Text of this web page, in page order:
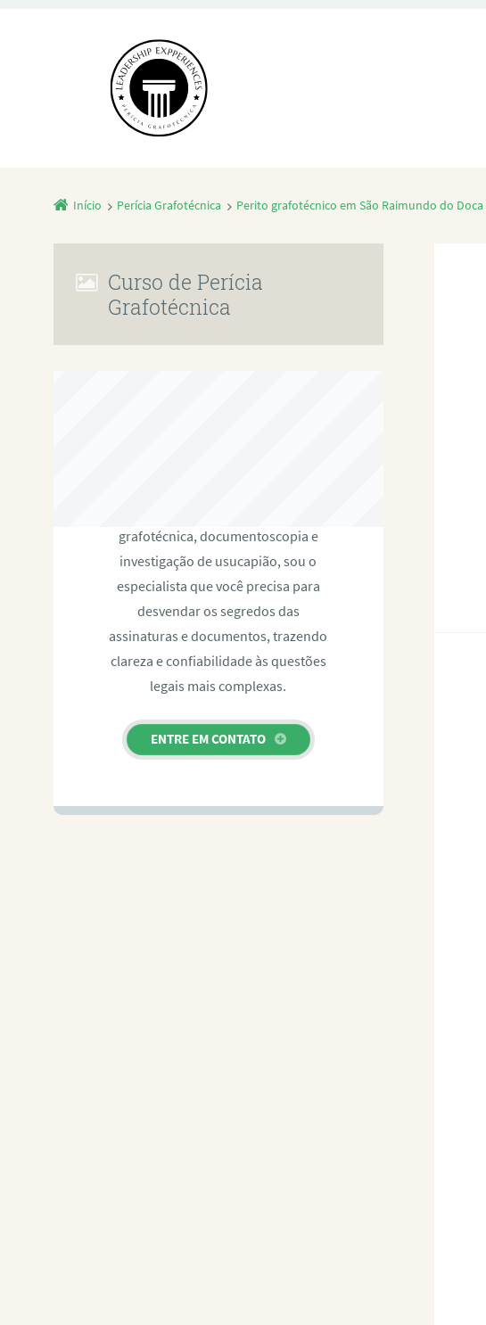
Início Perícia Grafotécnica Perito grafotécnico em São Raimundo do Doca
Curso de Perícia
Grafotécnica
grafotécnica, documentoscopia e
investigação de usucapião, sou o
especialista que você precisa para
desvendar os segredos das
assinaturas e documentos, trazendo
clareza e confiabilidade às questões
legais mais complexas.
ENTRE EM CONTATO